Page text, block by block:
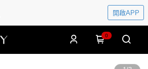
開啟APP
0